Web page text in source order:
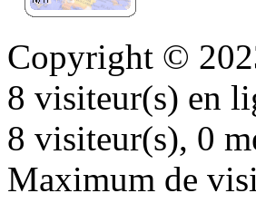
Copyright ©
8 visiteur(s) en
8 visiteur(s), 0
Maximum de